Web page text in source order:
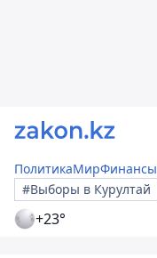
ПолитикаМирФинансы
#Выборы в Курултай
+23°